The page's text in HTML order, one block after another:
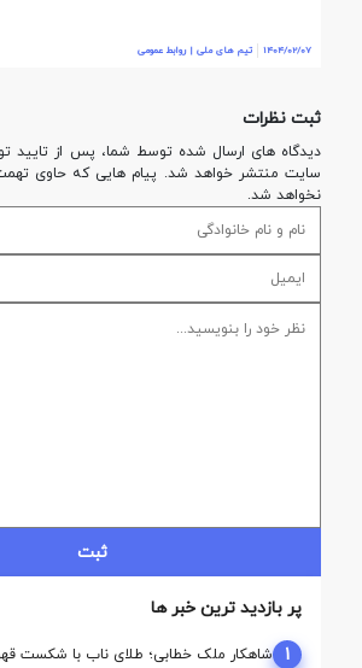
1404/02/07 تیم های ملی | روابط عمومی
ثبت نظرات
دیدگاه های ارسال شده توسط شما، پس از تایید
سایت منتشر خواهد شد. پیام هایی که حاوی تهمت
نخواهد شد.
ثبت
پر بازدید ترین خبر ها
1 شاهکار ملک‌ خطابی؛ طلای ناب با شکست